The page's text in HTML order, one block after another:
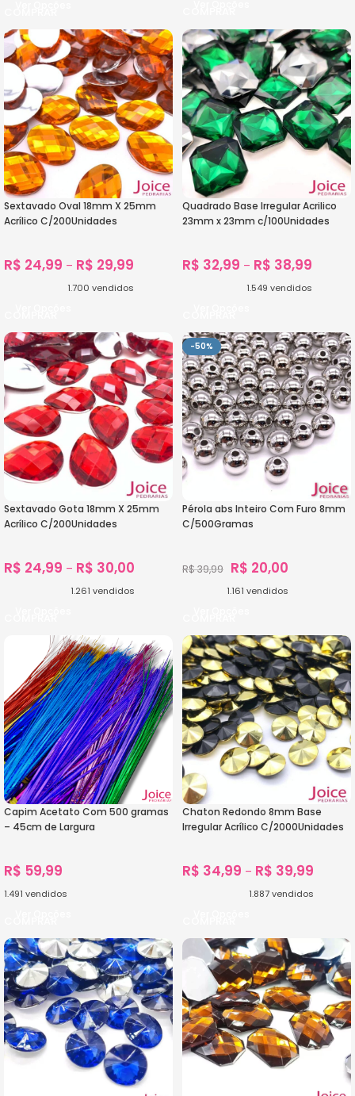
Sextavado Oval 18mm X 25mm
Acrílico C/200Unidades
R$ 24,99 – R$ 29,99
1.700 vendidos
Quadrado Base Irregular Acrilico
23mm x 23mm c/100Unidades
R$ 32,99 – R$ 38,99
1.549 vendidos
Sextavado Gota 18mm X 25mm
Acrílico C/200Unidades
R$ 24,99 – R$ 30,00
1.261 vendidos
-50%
Pérola abs Inteiro Com Furo 8mm
C/500Gramas
R$39,99 R$ 20,00
1.161 vendidos
Capim Acetato Com 500 gramas
– 45cm de Largura
R$ 59,99
1.491 vendidos
Chaton Redondo 8mm Base
Irregular Acrílico C/2000Unidades
R$ 34,99 – R$ 39,99
1.887vendidos